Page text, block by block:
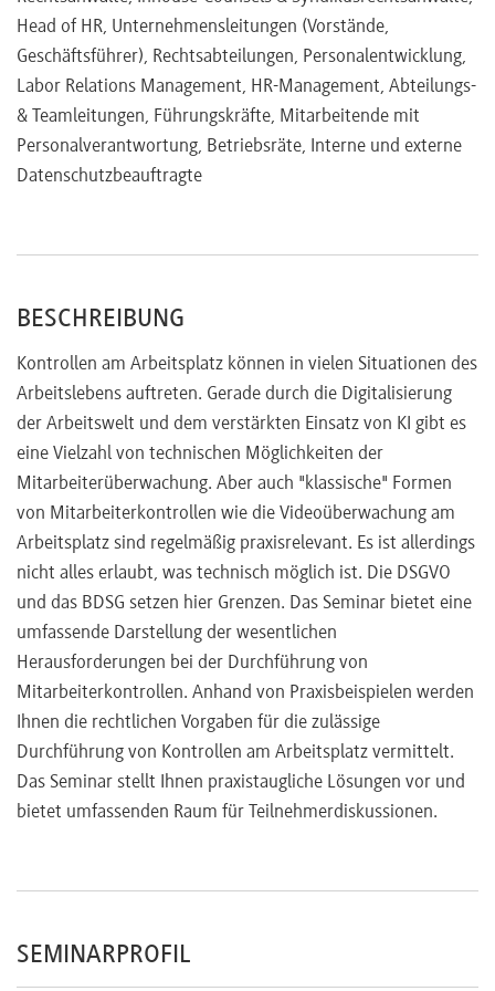
Head of HR, Unternehmensleitungen (Vorstände,
Geschäftsführer), Rechtsabteilungen, Personalentwicklung,
Labor Relations Management, HR-Management, Abteilungs-
& Teamleitungen, Führungskräfte, Mitarbeitende mit
Personalverantwortung, Betriebsräte, Interne und externe
Datenschutzbeauftragte
BESCHREIBUNG
Kontrollen am Arbeitsplatz können in vielen Situationen des
Arbeitslebens auftreten. Gerade durch die Digitalisierung
der Arbeitswelt und dem verstärkten Einsatz von KI gibt es
eine Vielzahl von technischen Möglichkeiten der
Mitarbeiterüberwachung. Aber auch "klassische" Formen
von Mitarbeiterkontrollen wie die Videoüberwachung am
Arbeitsplatz sind regelmäßig praxisrelevant. Es ist allerdings
nicht alles erlaubt, was technisch möglich ist. Die DSGVO
und das BDSG setzen hier Grenzen. Das Seminar bietet eine
umfassende Darstellung der wesentlichen
Herausforderungen bei der Durchführung von
Mitarbeiterkontrollen. Anhand von Praxisbeispielen werden
Ihnen die rechtlichen Vorgaben für die zulässige
Durchführung von Kontrollen am Arbeitsplatz vermittelt.
Das Seminar stellt Ihnen praxistaugliche Lösungen vor und
bietet umfassenden Raum für Teilnehmerdiskussionen.
SEMINARPROFIL